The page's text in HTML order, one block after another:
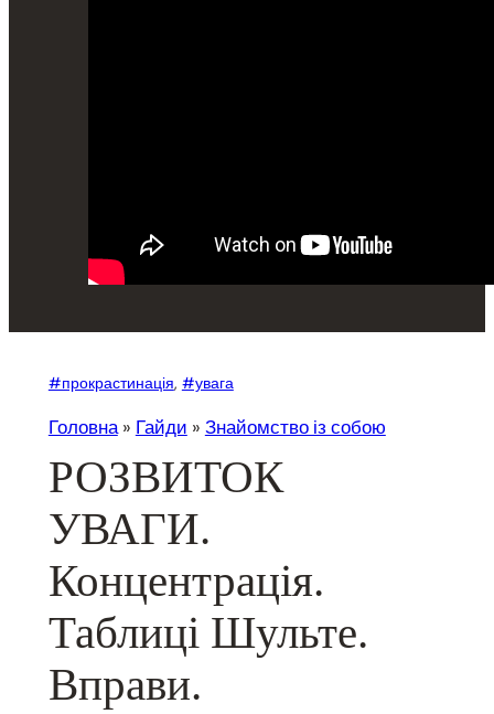
#прокрастинація, #увага
Головна» Гайди » Знайомство із собою
РОЗВИТОК
УВАГИ.
Концентрація.
Таблиці Шульте.
Вправи.